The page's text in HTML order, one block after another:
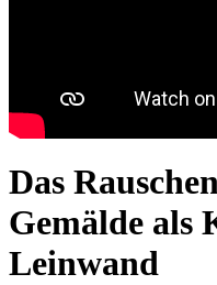
Das
Gemälde als
Leinwand